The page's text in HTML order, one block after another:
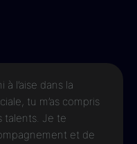
l’aise dans la
tu m’as compris
talents. Je te
et de